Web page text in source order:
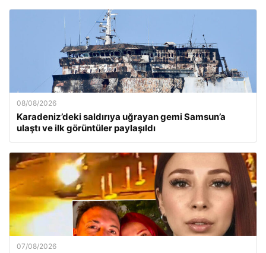
08/08/2026
Karadeniz’deki saldırıya uğrayan gemi Samsun’a
ulaştı ve ilk görüntüler paylaşıldı
07/08/2026